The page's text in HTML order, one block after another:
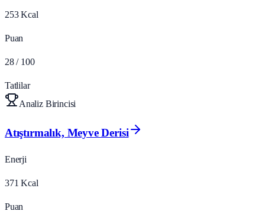
253 Kcal
Puan
28 / 100
Tatlilar
Analiz Birincisi
Atıştırmalık, Meyve Derisi
Enerji
371 Kcal
Puan